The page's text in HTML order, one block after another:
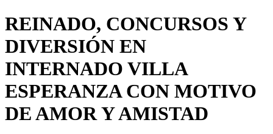
REINADO, CONCURSOS Y
DIVERSIÓN EN
INTERNADO VILLA
ESPERANZA CON MOTIVO
DE AMOR Y AMISTAD